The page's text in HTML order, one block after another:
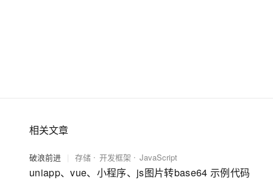
相关文章
破浪前进 | 存储 开发框架 JavaScript
uniapp、vue、小程序、js图片转base64 示例代码